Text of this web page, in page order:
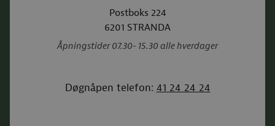
Postboks 224
6201 STRANDA
Åpningstider 07.30- 15.30 alle hverdager
Døgnåpen telefon: 41 24 24 24